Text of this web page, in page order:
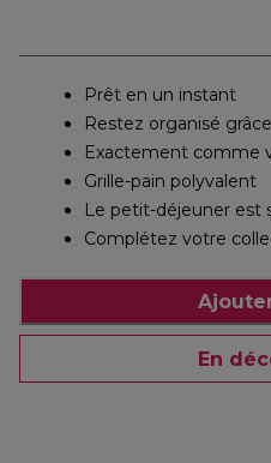
Prêt en un instant
Restez organisé
Exactement comme
Grille-pain polyvalent
Le petit-déjeuner est
Complétez votre
En